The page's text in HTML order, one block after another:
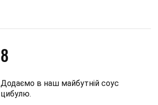
8
Додаємо в наш майбутній соус
цибулю.